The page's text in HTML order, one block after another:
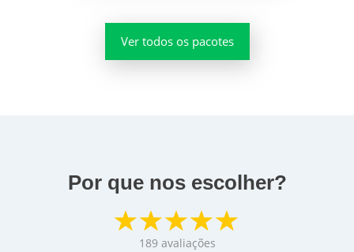
Ver todos os pacotes
Por que nos escolher?
189 avaliações